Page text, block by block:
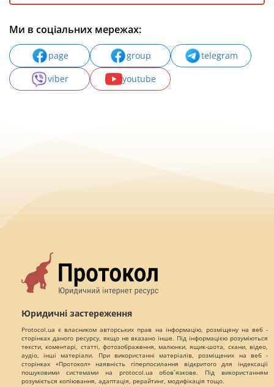
Ми в соціальних мережах:
page group
telegram
viber
youtube
Юридичні застереження
Protocol.ua є власником авторських прав на інформацію, розміщену на веб -
сторінках даного ресурсу, якщо не вказано інше. Під інформацією розуміються
тексти, коментарі, статті, фотозображення, малюнки, ящик-шота, скани, відео,
аудіо, інші матеріали. При використанні матеріалів, розміщених на веб -
сторінках «Протокол» наявність гіперпосилання відкритого для індексації
пошуковими системами на protocol.ua обов`язкове. Під використанням
розуміється копіювання, адаптація, рерайтинг, модифікація тощо.